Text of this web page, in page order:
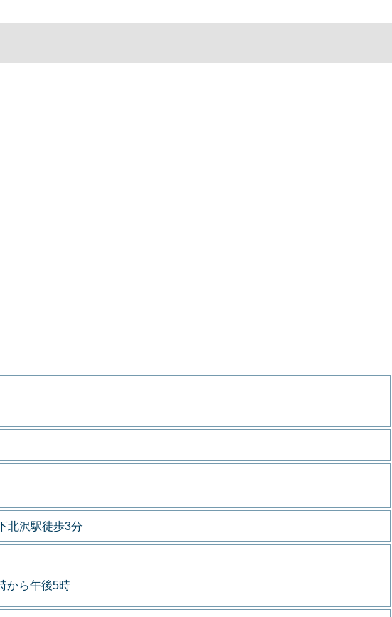
北沢駅徒歩3分
から午後5時